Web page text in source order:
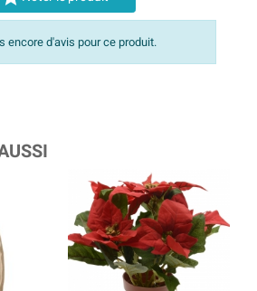
encore d'avis pour ce produit.